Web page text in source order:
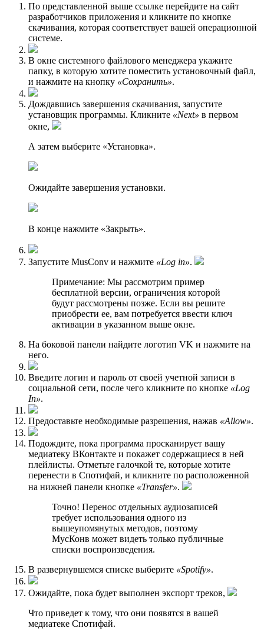
По представленной выше ссылке перейдите на сайт
разработчиков приложения и кликните по кнопке
скачивания, которая соответствует вашей операционной
системе.
В окне системного файлового менеджера укажите
папку, в которую хотите поместить установочный файл,
и нажмите на кнопку «Сохранить».
Дождавшись завершения скачивания, запустите
установщик программы. Кликните «Next» в первом
окне,
А затем выберите «Установка».
Ожидайте завершения установки.
В конце нажмите «Закрыть».
Запустите MusConv и нажмите «Log in».
Примечание: Мы рассмотрим пример
бесплатной версии, ограничения которой
будут рассмотрены позже. Если вы решите
приобрести ее, вам потребуется ввести ключ
активации в указанном выше окне.
На боковой панели найдите логотип VK и нажмите на
него.
Введите логин и пароль от своей учетной записи в
социальной сети, после чего кликните по кнопке «Log
In».
Предоставьте необходимые разрешения, нажав «Allow».
Подождите, пока программа просканирует вашу
медиатеку ВКонтакте и покажет содержащиеся в ней
плейлисты. Отметьте галочкой те, которые хотите
перенести в Спотифай, и кликните по расположенной
на нижней панели кнопке «Transfer».
Точно! Перенос отдельных аудиозаписей
требует использования одного из
вышеупомянутых методов, поэтому
МусКонв может видеть только публичные
списки воспроизведения.
В развернувшемся списке выберите «Spotify».
Ожидайте, пока будет выполнен экспорт треков,
Что приведет к тому, что они появятся в вашей
медиатеке Спотифай.